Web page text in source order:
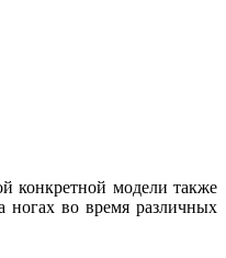
конкретной модели также
ногах во время различных